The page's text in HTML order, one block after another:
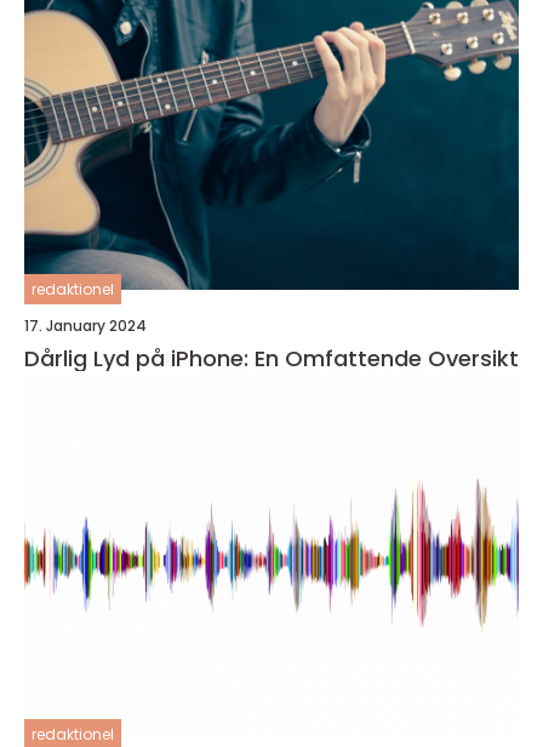
redaktionel
17. January 2024
Dårlig Lyd på iPhone: En Omfattende Oversikt
redaktionel